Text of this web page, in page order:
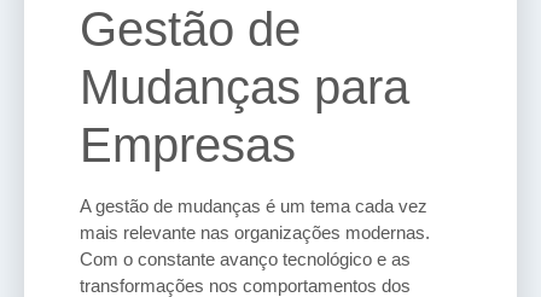
Gestão de
Mudanças para
Empresas
A gestão de mudanças é um tema cada vez
mais relevante nas organizações modernas.
Com o constante avanço tecnológico e as
transformações nos comportamentos dos